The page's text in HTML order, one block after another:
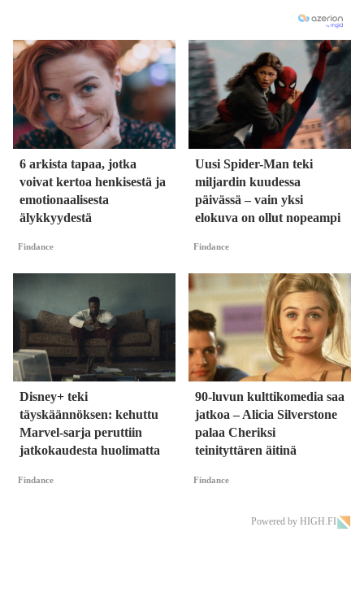
6 arkista tapaa, jotka
voivat kertoa henkisestä ja
emotionaalisesta
älykkyydestä
Findance
Uusi Spider-Man teki
miljardin kuudessa
päivässä – vain yksi
elokuva on ollut nopeampi
Findance
Disney+ teki
täyskäännöksen: kehuttu
Marvel-sarja peruttiin
jatkokaudesta huolimatta
Findance
90-luvun kulttikomedia saa
jatkoa – Alicia Silverstone
palaa Cheriksi
teinityttären äitinä
Findance
Powered by HIGH.FI